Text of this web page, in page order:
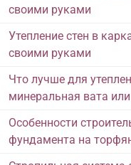
своими руками
Утепление стен в
своими руками
Что лучше для
минеральная вата
Особенности
фундамента на